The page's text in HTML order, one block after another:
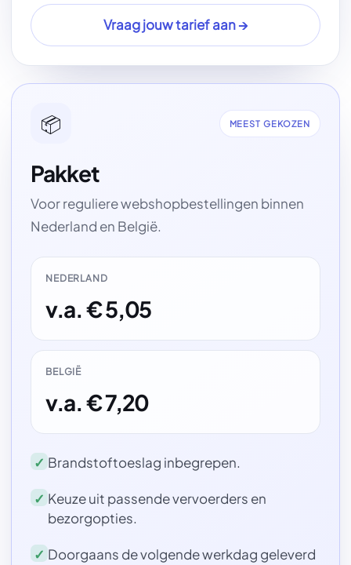
Vraag jouw tarief aan →
📦 MEEST GEKOZEN
Pakket
Voor reguliere webshopbestellingen binnen
Nederland en België.
NEDERLAND
v.a. € 5,05
BELGIË
v.a. € 7,20
Brandstoftoeslag inbegrepen.
Keuze uit passende vervoerders en
bezorgopties.
Doorgaans de volgende werkdag geleverd